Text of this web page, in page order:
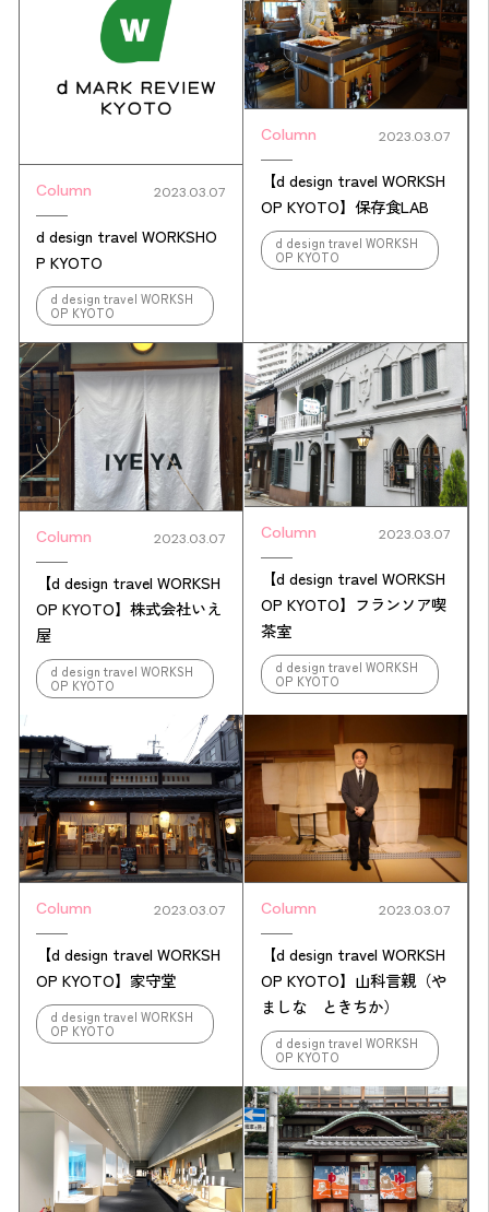
Column 2023.03.07
d design travel WORKSHO
P KYOTO
d design travel WORKSH
OP KYOTO
Column 2023.03.07
【d design travel WORKSH
OP KYOTO】保存食LAB
d design travel WORKSH
OP KYOTO
Column 2023.03.07
【d design travel WORKSH
OP KYOTO】株式会社いえ
屋
d design travel WORKSH
OP KYOTO
Column 2023.03.07
【d design travel WORKSH
OP KYOTO】フランソア喫
茶室
d design travel WORKSH
OP KYOTO
Column 2023.03.07
【d design travel WORKSH
OP KYOTO】家守堂
d design travel WORKSH
OP KYOTO
Column 2023.03.07
【d design travel WORKSH
OP KYOTO】山科言親（や
ましな ときちか）
d design travel WORKSH
OP KYOTO